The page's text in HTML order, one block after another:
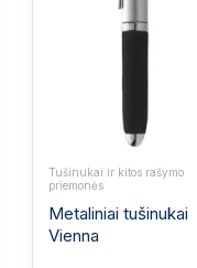
Tušinukai ir kitos rašymo
priemonės
Metaliniai tušinukai
Vienna